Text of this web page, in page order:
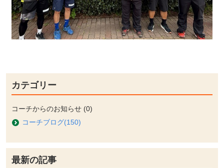
カテゴリー
コーチからのお知らせ (0)
コーチブログ(150)
最新の記事